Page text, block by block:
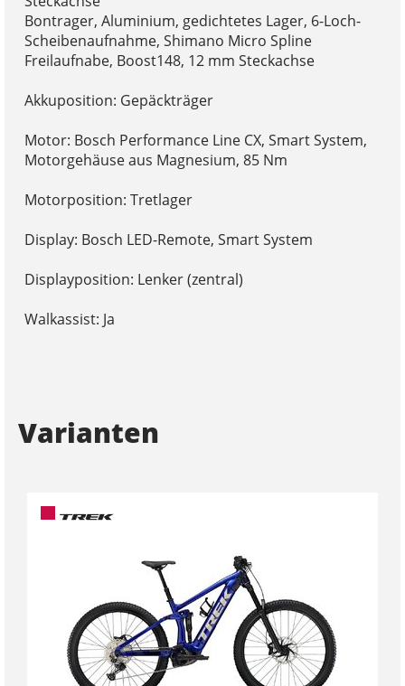
Bontrager, Aluminium, gedichtetes Lager, 6-Loch-
Scheibenaufnahme, Shimano Micro Spline
Freilaufnabe, Boost148, 12 mm Steckachse
Akkuposition: Gepäckträger
Motor: Bosch Performance Line CX, Smart System,
Motorgehäuse aus Magnesium, 85 Nm
Motorposition: Tretlager
Display: Bosch LED-Remote, Smart System
Displayposition: Lenker (zentral)
Walkassist: Ja
Varianten